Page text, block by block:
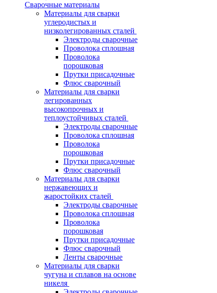
Сварочные материалы
Материалы для сварки
углеродистых и
низколегированных сталей
Электроды сварочные
Проволока сплошная
Проволока
порошковая
Прутки присадочные
Флюс сварочный
Материалы для сварки
легированных
высокопрочных и
теплоустойчивых сталей
Электроды сварочные
Проволока сплошная
Проволока
порошковая
Прутки присадочные
Флюс сварочный
Материалы для сварки
нержавеющих и
жаростойких сталей
Электроды сварочные
Проволока сплошная
Проволока
порошковая
Прутки присадочные
Флюс сварочный
Ленты сварочные
Материалы для сварки
чугуна и сплавов на основе
никеля